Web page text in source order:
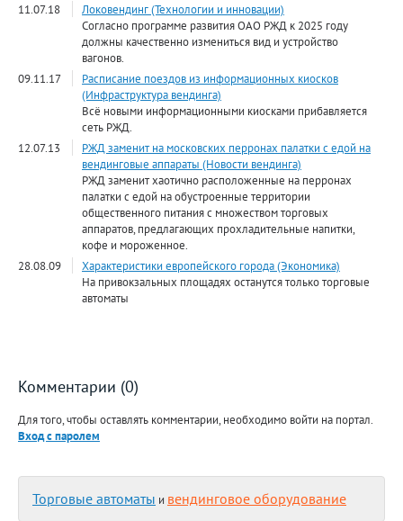
11.07.18
Локовендинг (Технологии и инновации)
Согласно программе развития ОАО РЖД к 2025 году
должны качественно измениться вид и устройство
вагонов.
09.11.17
Расписание поездов из информационных киосков
(Инфраструктура вендинга)
Всё новыми информационными киосками прибавляется
сеть РЖД.
12.07.13
РЖД заменит на московских перронах палатки с едой на
вендинговые аппараты (Новости вендинга)
РЖД заменит хаотично расположенные на перронах
палатки с едой на обустроенные территории
общественного питания с множеством торговых
аппаратов, предлагающих прохладительные напитки,
кофе и мороженное.
28.08.09
Характеристики европейского города (Экономика)
На привокзальных площадях останутся только торговые
автоматы
Комментарии (0)
Для того, чтобы оставлять комментарии, необходимо войти на портал.
Вход с паролем
Торговые автоматы и вендинговое оборудование